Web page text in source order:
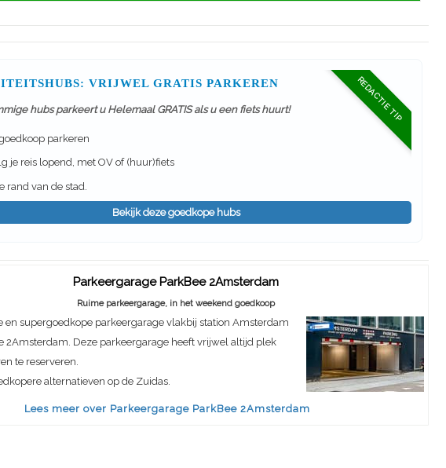
REDACTIE TIP
VRIJWEL GRATIS PARKEREN
hubs parkeert u Helemaal GRATIS als u een fiets huurt!
parkeren
je reis lopend, met OV of (huur)fiets
rand van de stad.
Bekijk deze goedkope hubs
Parkeergarage ParkBee 2Amsterdam
Ruime parkeergarage, in het weekend goedkoop
en supergoedkope parkeergarage vlakbij station Amsterdam
2Amsterdam. Deze parkeergarage heeft vrijwel altijd plek
te reserveren.
alternatieven op de Zuidas.
Lees meer over Parkeergarage ParkBee 2Amsterdam